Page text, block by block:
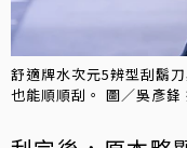
舒適牌水次元5辨型刮鬍
也能順順刮。 圖／吳彥鋒